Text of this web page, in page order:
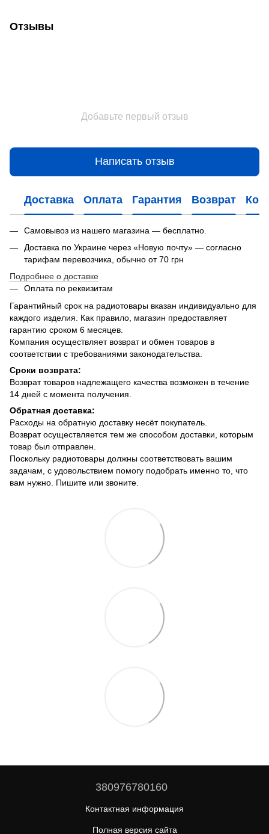
Отзывы
Добавьте первый отзыв
Написать отзыв
Доставка Оплата Гарантия Возврат
Самовывоз из нашего магазина — бесплатно.
Доставка по Украине через «Новую почту» — согласно
тарифам перевозчика, обычно от 70 грн
Подробнее о доставке
Оплата по реквизитам
Гарантийный срок на радиотовары вказан индивидуально для
каждого изделия. Как правило, магазин предоставляет
гарантию сроком 6 месяцев.
Компания осуществляет возврат и обмен товаров в
соответствии с требованиями законодательства.
Сроки возврата:
Возврат товаров надлежащего качества возможен в течение
14 дней с момента получения.
Обратная доставка:
Расходы на обратную доставку несёт покупатель.
Возврат осуществляется тем же способом доставки, которым
товар был отправлен.
Поскольку радиотовары должны соответствовать вашим
задачам, с удовольствием помогу подобрать именно то, что
вам нужно. Пишите или звоните.
380976780160
Контактная информация
Полная версия сайта